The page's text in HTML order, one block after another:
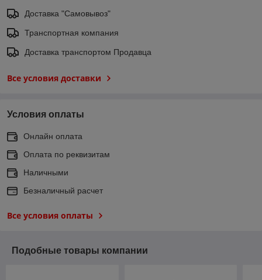
Доставка "Самовывоз"
Транспортная компания
Доставка транспортом Продавца
Все условия доставки
Условия оплаты
Онлайн оплата
Оплата по реквизитам
Наличными
Безналичный расчет
Все условия оплаты
Подобные товары компании